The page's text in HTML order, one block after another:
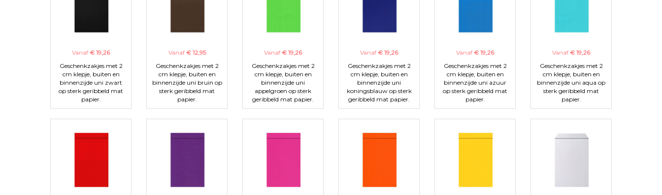
Vanaf € 19,26
Geschenkzakjes met 2
cm klepje, buiten en
binnenzijde uni zwart
op sterk geribbeld mat
papier.
Vanaf € 12,95
Geschenkzakjes met 2
cm klepje, buiten en
binnenzijde uni bruin op
sterk geribbeld mat
papier.
Vanaf € 19,26
Geschenkzakjes met 2
cm klepje, buiten en
binnenzijde uni
appelgroen op sterk
geribbeld mat papier.
Vanaf € 19,26
Geschenkzakjes met 2
cm klepje, buiten en
binnenzijde uni
koningsblauw op sterk
geribbeld mat papier.
Vanaf € 19,26
Geschenkzakjes met 2
cm klepje, buiten en
binnenzijde uni azuur
op sterk geribbeld mat
papier.
Vanaf € 19,26
Geschenkzakjes met 2
cm klepje, buiten en
binnenzijde uni aqua op
sterk geribbeld mat
papier.